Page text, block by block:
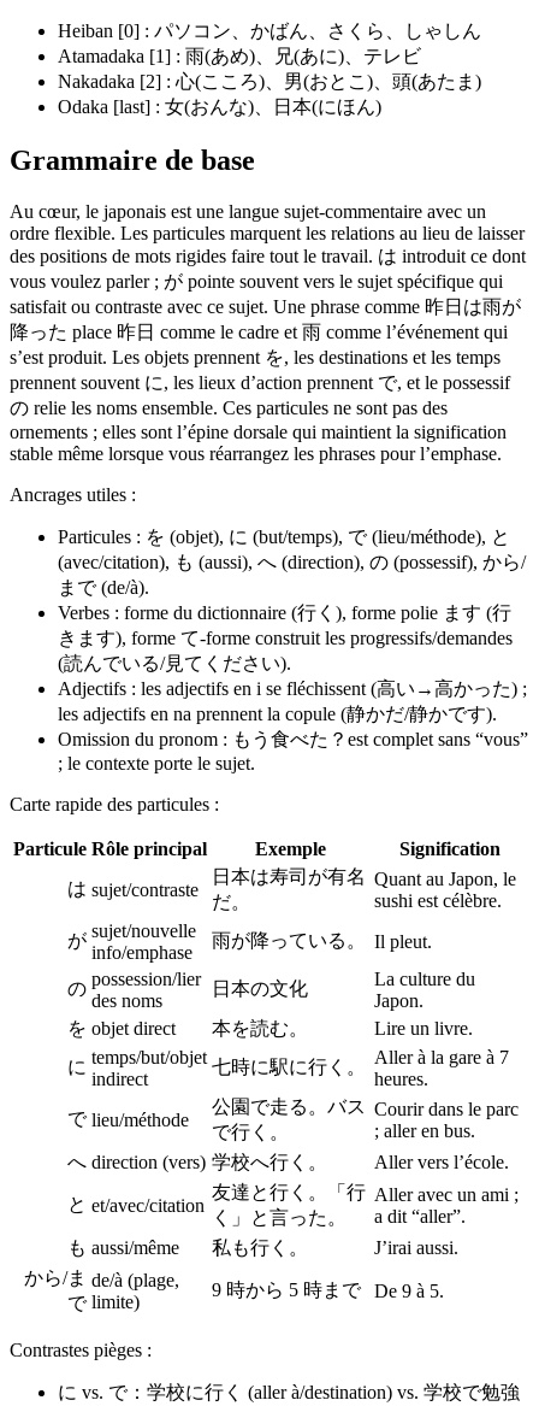
Heiban [0] : パソコン、かばん、さくら、しゃしん
Atamadaka [1] : 雨(あめ)、兄(あに)、テレビ
Nakadaka [2] : 心(こころ)、男(おとこ)、頭(あたま)
Odaka [last] : 女(おんな)、日本(にほん)
Grammaire de base
Au cœur, le japonais est une langue sujet-commentaire avec un
ordre flexible. Les particules marquent les relations au lieu de laisser
des positions de mots rigides faire tout le travail. は introduit ce dont
vous voulez parler ; が pointe souvent vers le sujet spécifique qui
satisfait ou contraste avec ce sujet. Une phrase comme 昨日は雨が
降った place 昨日 comme le cadre et 雨 comme l’événement qui
s’est produit. Les objets prennent を, les destinations et les temps
prennent souvent に, les lieux d’action prennent で, et le possessif
の relie les noms ensemble. Ces particules ne sont pas des
ornements ; elles sont l’épine dorsale qui maintient la signification
stable même lorsque vous réarrangez les phrases pour l’emphase.
Ancrages utiles :
Particules : を (objet), に (but/temps), で (lieu/méthode), と
(avec/citation), も (aussi), へ (direction), の (possessif), から/
まで (de/à).
Verbes : forme du dictionnaire (行く), forme polie ます (行
きます), forme て‑forme construit les progressifs/demandes
(読んでいる/見てください).
Adjectifs : les adjectifs en i se fléchissent (高い→高かった) ;
les adjectifs en na prennent la copule (静かだ/静かです).
Omission du pronom : もう食べた？est complet sans “vous”
; le contexte porte le sujet.
Carte rapide des particules :
Particule Rôle principal Exemple
Signification
は sujet/contraste
日本は寿司が有名
だ。
Quant au Japon, le
sushi est célèbre.
が sujet/nouvelle
info/emphase
雨が降っている。 Il pleut.
の possession/lier
des noms
日本の文化
La culture du
Japon.
を objet direct 本を読む。
Lire un livre.
に temps/but/objet
indirect
七時に駅に行く。
Aller à la gare à 7
heures.
で lieu/méthode
公園で走る。バス
で行く。
Courir dans le parc
; aller en bus.
へ direction (vers) 学校へ行く。 Aller vers l’école.
と et/avec/citation
友達と行く。「行
く」と言った。
Aller avec un ami ;
a dit “aller”.
も aussi/même 私も行く。
J’irai aussi.
から/ま
で
de/à (plage,
limite)
9 時から 5 時まで De 9 à 5.
Contrastes pièges :
に vs. で：学校に行く (aller à/destination) vs. 学校で勉強